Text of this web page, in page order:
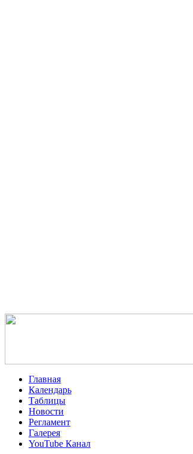
Главная
Календарь
Таблицы
Новости
Регламент
Галерея
YouTube Канал